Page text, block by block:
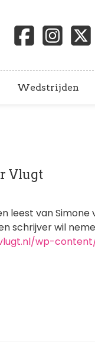
Wedstrijden
Vlugt
leest van Simone
schrijver wil
wp-